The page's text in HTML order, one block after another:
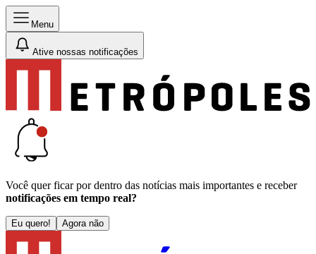
Menu
Ative nossas notificações
Você quer ficar por dentro das notícias mais importantes e receber
notificações em tempo real?
Eu quero! Agora não